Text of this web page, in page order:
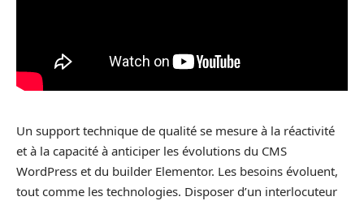
Un support technique de qualité se mesure à la réactivité
et à la capacité à anticiper les évolutions du CMS
WordPress et du builder Elementor. Les besoins évoluent,
tout comme les technologies. Disposer d’un interlocuteur